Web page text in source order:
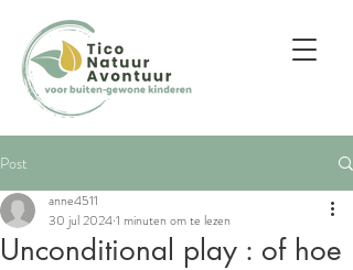
Post
Unconditional play : of hoe
anne4511
30 jul 20241 minuten om te lezen